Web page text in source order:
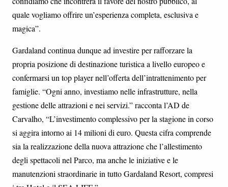
quale vogliamo offrire un’esperienza completa, esclusiva e
magica”.
Gardaland continua dunque ad investire per rafforzare la
propria posizione di destinazione turistica a livello europeo e
confermarsi un top player nell’offerta dell’intrattenimento per
famiglie. “Ogni anno, investiamo nelle infrastrutture, nella
gestione delle attrazioni e nei servizi.” racconta l’AD de
Carvalho, “L’investimento complessivo per la stagione in corso
si aggira intorno ai 14 milioni di euro. Questa cifra comprende
sia la realizzazione della nuova attrazione che l’allestimento
degli spettacoli nel Parco, ma anche le iniziative e le
manutenzioni straordinarie in tutto Gardaland Resort, compresi